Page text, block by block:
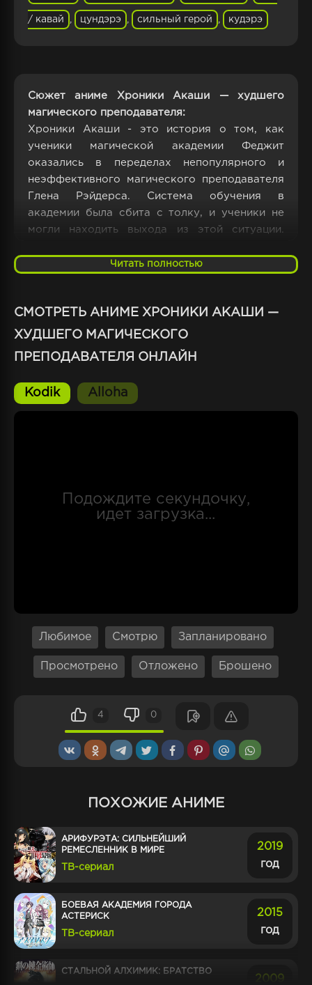
/ кавай цундэрэ сильный герой кудэрэ
Сюжет аниме Хроники Акаши — худшего
магического преподавателя:
Хроники Акаши - это история о том, как
ученики магической академии Феджит
оказались в переделах непопулярного и
неэффективного магического преподавателя
Глена Рэйдерса. Система обучения в
академии была сбита с толку, и ученики не
могли находить выхода из этой ситуации.
проявлял никакой заинтересованности в
были сами заниматься и изучать магию без
помощи своего преподавателя.
Систи и Люмия, ученицы академии, которые
старательными, теперь оказались в сложном
положении. Они были растеряны и
опыт. Они нашли в себе силы и уверенность,
чтобы противостоять сложной ситуации, и
решительность, чтобы преодолеть трудности
и продолжить свое обучение. Их упорство и
настойчивость помогли им стать лучше и
сильнее, и они смогли преодолеть все
трудности на своем пути.
Читать полностью
СМОТРЕТЬ АНИМЕ ХРОНИКИ АКАШИ —
ХУДШЕГО МАГИЧЕСКОГО
ПРЕПОДАВАТЕЛЯ ОНЛАЙН
Kodik Alloha
Любимое Смотрю Запланировано
Просмотрено Отложено Брошено
4 0
ПОХОЖИЕ АНИМЕ
АРИФУРЭТА: СИЛЬНЕЙШИЙ
РЕМЕСЛЕННИК В МИРЕ
ТВ-сериал
2019
год
БОЕВАЯ АКАДЕМИЯ ГОРОДА
АСТЕРИСК
ТВ-сериал
2015
год
СТАЛЬНОЙ АЛХИМИК: БРАТСТВО
2009